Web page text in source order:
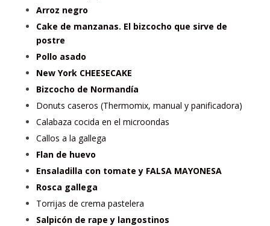
Arroz negro
Cake de manzanas. El bizcocho que sirve de
postre
Pollo asado
New York CHEESECAKE
Bizcocho de Normandía
Donuts caseros (Thermomix, manual y panificadora)
Calabaza cocida en el microondas
Callos a la gallega
Flan de huevo
Ensaladilla con tomate y FALSA MAYONESA
Rosca gallega
Torrijas de crema pastelera
Salpicón de rape y langostinos